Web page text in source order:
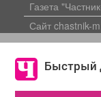
Быстрый
согласие на
обеспечивают
информации для
Газета
Сайт chastnik-
Сайт "Частник.
Дорожное
Радио для